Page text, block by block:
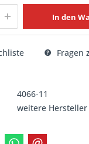
In den
Fragen
4066-11
weitere Hersteller